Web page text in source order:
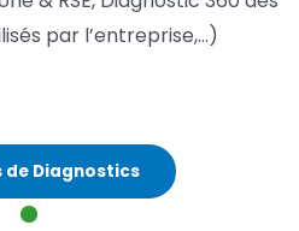
par l’entreprise,…)
de Diagnostics